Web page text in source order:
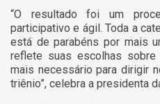
“O resultado foi um
participativo e ágil. Toda a
está de parabéns por mais
reflete suas escolhas
mais necessário para dirigir
triênio”, celebra a presidenta